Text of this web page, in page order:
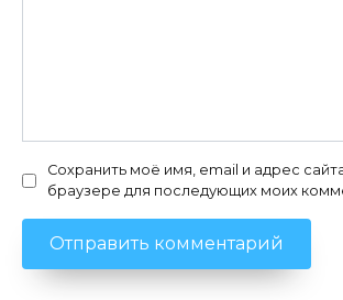
Сохранить моё имя, email и адрес
браузере для последующих моих